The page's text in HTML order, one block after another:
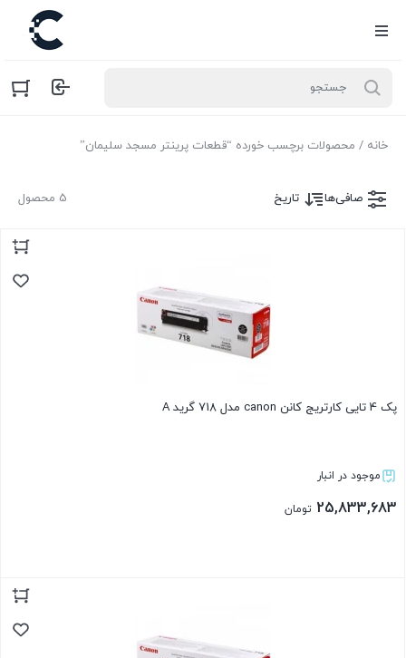
خانه / محصولات برچسب خورده “قطعات پرینتر مسجد سلیمان”
5 محصول صافی‌ها تاریخ
پک 4 تایی کارتریج کانن canon مدل 718 گرید A
موجود در انبار
25,833,683 تومان